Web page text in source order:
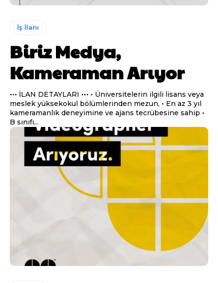
İş İlanı
Biriz Medya,
Kameraman Arıyor
••• İLAN DETAYLARI ••• • Üniversitelerin ilgili lisans veya
meslek yüksekokul bölümlerinden mezun, • En az 3 yıl
kameramanlık deneyimine ve ajans tecrübesine sahip •
B sınıfı...